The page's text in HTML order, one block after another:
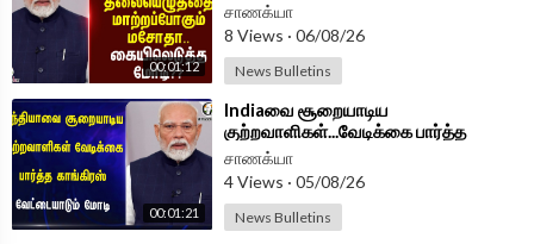
00:01:12
மசோதா.. கையிலெடுத்த Modi?? | Delhi
சாணக்யா
8 Views · 06/08/26
News Bulletins
00:01:21
⁣Indiaவை சூறையாடிய
குற்றவாளிகள்...வேடிக்கை பார்த்த
Congress வேட்டையாடும் Modi | BJP
சாணக்யா
4 Views · 05/08/26
News Bulletins